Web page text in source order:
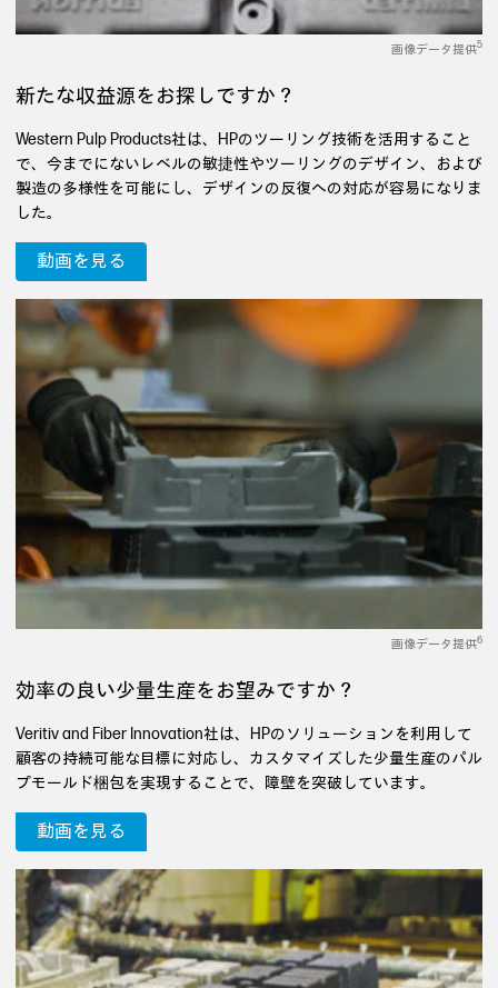
画像データ提供5
新たな収益源をお探しですか？
Western Pulp Products社は、HPのツーリング技術を活用すること
で、今までにないレベルの敏捷性やツーリングのデザイン、および
製造の多様性を可能にし、デザインの反復への対応が容易になりま
した。
動画を見る
画像データ提供6
効率の良い少量生産をお望みですか？
Veritiv and Fiber Innovation社は、HPのソリューションを利用して
顧客の持続可能な目標に対応し、カスタマイズした少量生産のパル
プモールド梱包を実現することで、障壁を突破しています。
動画を見る